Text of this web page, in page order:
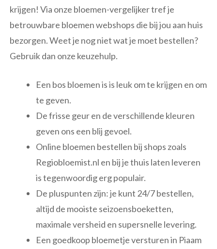
krijgen! Via onze bloemen-vergelijker tref je
betrouwbare bloemen webshops die bij jou aan huis
bezorgen. Weet je nog niet wat je moet bestellen?
Gebruik dan onze keuzehulp.
Een bos bloemen is is leuk om te krijgen en om
te geven.
De frisse geur en de verschillende kleuren
geven ons een blij gevoel.
Online bloemen bestellen bij shops zoals
Regiobloemist.nl en bij je thuis laten leveren
is tegenwoordig erg populair.
De pluspunten zijn: je kunt 24/7 bestellen,
altijd de mooiste seizoensboeketten,
maximale versheid en supersnelle levering.
Een goedkoop bloemetje versturen in Piaam